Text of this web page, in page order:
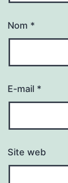
Nom *
E-mail *
Site web